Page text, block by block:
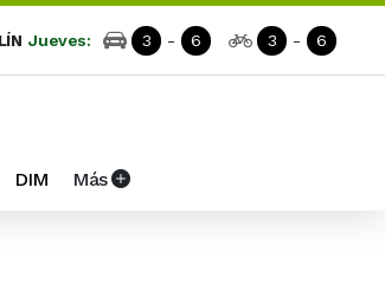
Jueves: 3 - 6 3 - 6
DIM Más